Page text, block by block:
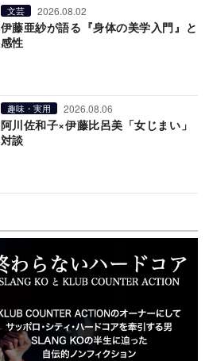
文芸 2026.08.02
伊藤亜紗が語る『身体の美学入門』と
感性
趣味・実用 2026.08.06
阿川佐和子×伊藤比呂美「女じまい」
対談